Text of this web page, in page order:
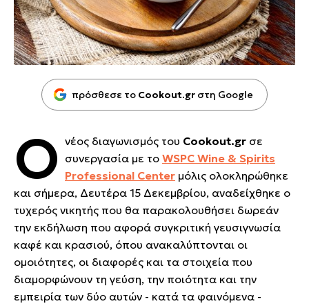
πρόσθεσε το Cookout.gr στη Google
Ο νέος διαγωνισμός του Cookout.gr σε
συνεργασία με το WSPC Wine & Spirits
Professional Center μόλις ολοκληρώθηκε
και σήμερα, Δευτέρα 15 Δεκεμβρίου, αναδείχθηκε ο
τυχερός νικητής που θα παρακολουθήσει δωρεάν
την εκδήλωση που αφορά συγκριτική γευσιγνωσία
καφέ και κρασιού, όπου ανακαλύπτονται οι
ομοιότητες, οι διαφορές και τα στοιχεία που
διαμορφώνουν τη γεύση, την ποιότητα και την
εμπειρία των δύο αυτών - κατά τα φαινόμενα -